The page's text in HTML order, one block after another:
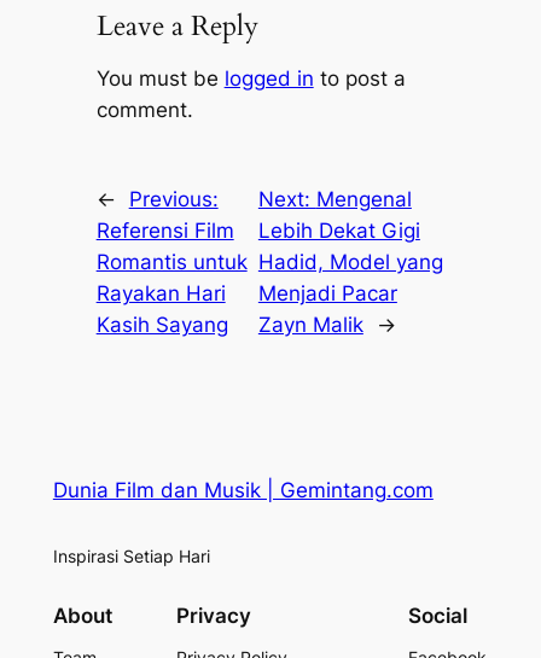
Leave a Reply
You must be logged in to post a
comment.
←
Previous:
Referensi Film
Romantis untuk
Rayakan Hari
Kasih Sayang
Next: Mengenal
Lebih Dekat Gigi
Hadid, Model yang
Menjadi Pacar
Zayn Malik
→
Dunia Film dan Musik | Gemintang.com
Inspirasi Setiap Hari
About Privacy Social